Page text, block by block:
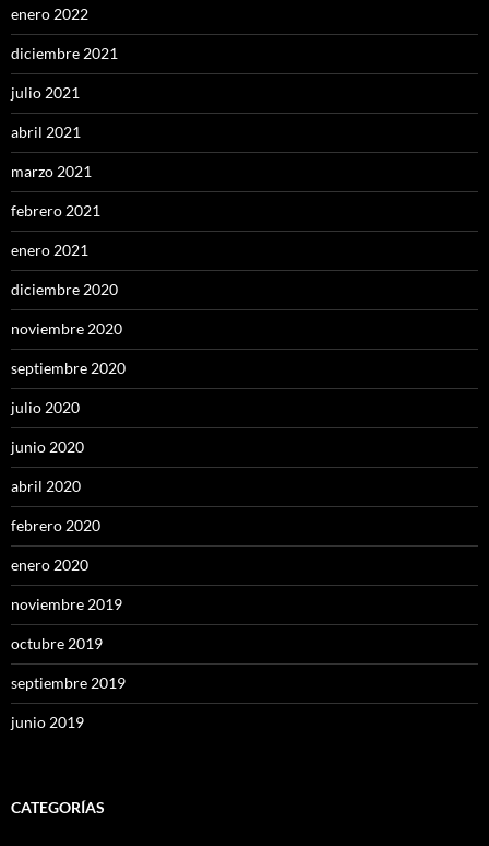
enero 2022
diciembre 2021
julio 2021
abril 2021
marzo 2021
febrero 2021
enero 2021
diciembre 2020
noviembre 2020
septiembre 2020
julio 2020
junio 2020
abril 2020
febrero 2020
enero 2020
noviembre 2019
octubre 2019
septiembre 2019
junio 2019
CATEGORÍAS